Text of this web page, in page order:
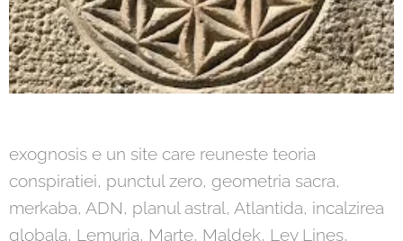
exognosis e un site care reuneste teoria
conspiratiei, punctul zero, geometria sacra,
merkaba, ADN, planul astral, Atlantida, incalzirea
globala, Lemuria, Marte, Maldek, Ley Lines,